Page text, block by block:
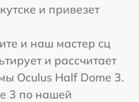
и привезет
и наш мастер сц
и рассчитает
Oculus Half Dome 3.
3 по нашей